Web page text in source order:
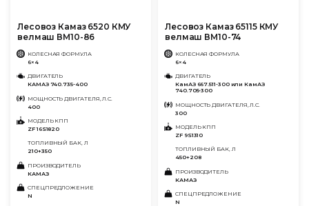
Лесовоз Камаз 6520 КМУ
велмаш ВМ10-86
КОЛЕСНАЯ ФОРМУЛА
6×4
ДВИГАТЕЛЬ
КАМАЗ 740.735-400
МОЩНОСТЬ ДВИГАТЕЛЯ, Л.С.
400
МОДЕЛЬ КПП
ZF 16S1820
ТОПЛИВНЫЙ БАК, Л
210+350
ПРОИЗВОДИТЕЛЬ
КАМАЗ
СПЕЦПРЕДЛОЖЕНИЕ
N
Лесовоз Камаз 65115 КМУ
велмаш ВМ10-74
КОЛЕСНАЯ ФОРМУЛА
6×4
ДВИГАТЕЛЬ
КамАЗ 667.511-300 или КамАЗ
740.705-300
МОЩНОСТЬ ДВИГАТЕЛЯ, Л.С.
300
МОДЕЛЬ КПП
ZF 9S1310
ТОПЛИВНЫЙ БАК, Л
450+208
ПРОИЗВОДИТЕЛЬ
КАМАЗ
СПЕЦПРЕДЛОЖЕНИЕ
N